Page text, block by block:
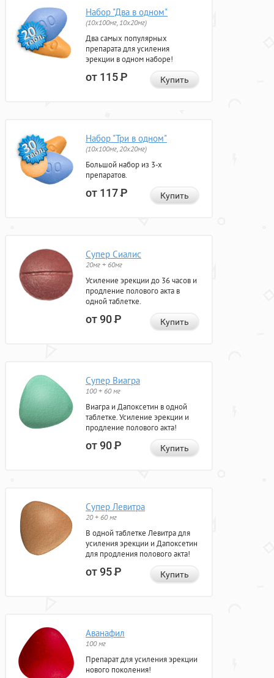
Набор "Два в одном"
(10x100мг, 10x20мг)
Два самых популярных
препарата для усиления
эрекции в одном наборе!
от 115Р Купить
Набор "Три в одном"
(10x100мг, 20x20мг)
Большой набор из 3-х
препаратов.
от 117Р Купить
Супер Сиалис
20мг + 60мг
Усиление эрекции до 36 часов и
продление полового акта в
одной таблетке.
от 90Р Купить
Супер Виагра
100 + 60 мг
Виагра и Дапоксетин в одной
таблетке. Усиление эрекции и
продление полового акта!
от 90Р Купить
Супер Левитра
20 + 60 мг
В одной таблетке Левитра для
усиления эрекции и Дапоксетин
для продления полового акта!
от 95Р Купить
Аванафил
100 мг
Препарат для усиления эрекции
нового поколения!